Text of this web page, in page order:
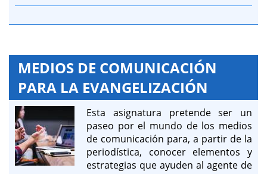
MEDIOS DE COMUNICACIÓN
PARA LA EVANGELIZACIÓN
Esta asignatura pretende ser un
paseo por el mundo de los medios
de comunicación para, a partir de la
periodística, conocer elementos y
estrategias que ayuden al agente de